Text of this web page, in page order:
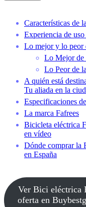
Características de
Experiencia de
Lo mejor y lo peor
Lo Mejor de
Lo Peor de
A quién está
Tu aliada en la
Especificaciones
La marca Fafrees
Bicicleta eléctrica
en vídeo
Dónde comprar la
en España
Ver Bici eléctrica
oferta en